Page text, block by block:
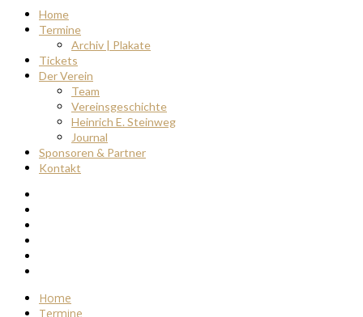
Home
Termine
Archiv | Plakate
Tickets
Der Verein
Team
Vereinsgeschichte
Heinrich E. Steinweg
Journal
Sponsoren & Partner
Kontakt
Home
Termine